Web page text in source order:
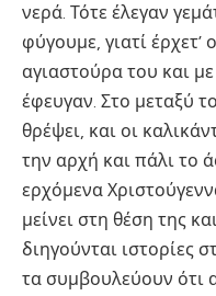
νερά. Τότε έλεγαν
φύγουμε, γιατί
αγιαστούρα του και
έφευγαν. Στο μεταξύ
θρέψει, και οι
την αρχή και πάλι το
ερχόμενα
μείνει στη θέση της
διηγούνται ιστορίες
τα συμβουλεύουν ότι